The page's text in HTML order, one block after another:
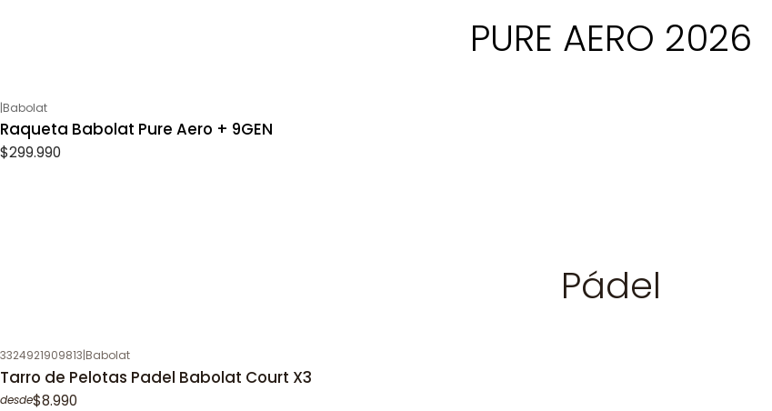
PURE AERO 2026
|Babolat
Raqueta Babolat Pure Aero + 9GEN
$299.990
Pádel
3324921909813|Babolat
Tarro de Pelotas Padel Babolat Court X3
desde$8.990